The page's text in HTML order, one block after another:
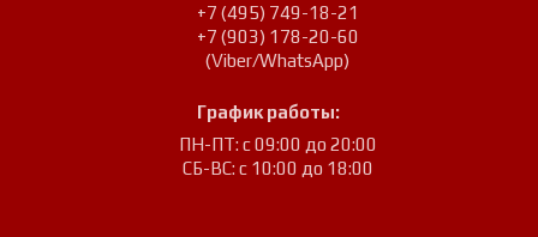
+7 (495) 749-18-21
+7 (903) 178-20-60
(Viber/WhatsApp)
График работы:
ПН-ПТ: с 09:00 до 20:00
СБ-ВС: с 10:00 до 18:00